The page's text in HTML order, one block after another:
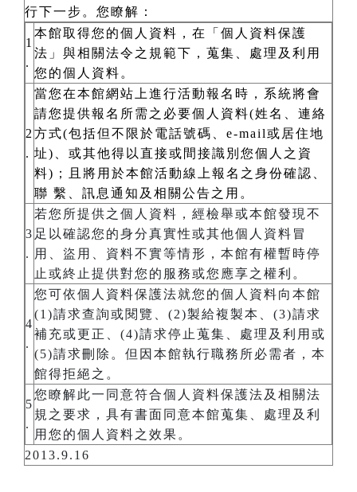
行下一步。您瞭解：
1
.
本館取得您的個人資料，在「個人資料保護
法」與相關法令之規範下，蒐集、處理及利用
您的個人資料。
2
.
當您在本館網站上進行活動報名時，系統將會
請您提供報名所需之必要個人資料(姓名、連絡
方式(包括但不限於電話號碼、e-mail或居住地
址)、或其他得以直接或間接識別您個人之資
料)；且將用於本館活動線上報名之身份確認、
聯 繫、訊息通知及相關公告之用。
3
.
若您所提供之個人資料，經檢舉或本館發現不
足以確認您的身分真實性或其他個人資料冒
用、盜用、資料不實等情形，本館有權暫時停
止或終止提供對您的服務或您應享之權利。
4
.
您可依個人資料保護法就您的個人資料向本館
(1)請求查詢或閱覽、(2)製給複製本、(3)請求
補充或更正、(4)請求停止蒐集、處理及利用或
(5)請求刪除。但因本館執行職務所必需者，本
館得拒絕之。
5
.
您瞭解此一同意符合個人資料保護法及相關法
規之要求，具有書面同意本館蒐集、處理及利
用您的個人資料之效果。
2013.9.16